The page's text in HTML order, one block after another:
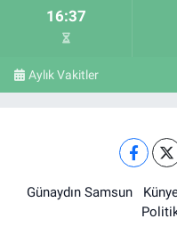
16:37
Aylık Vakitler
Günaydın Samsun